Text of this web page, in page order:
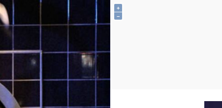
+
−